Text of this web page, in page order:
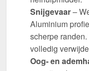
Snijgevaar–
Aluminium
scherpe
volledig
Oog- en